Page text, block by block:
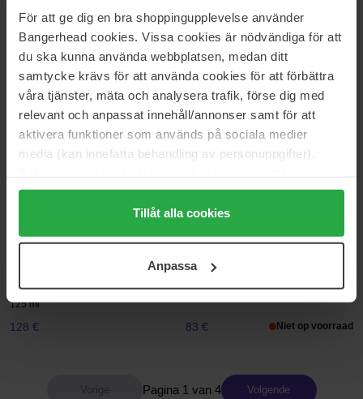
För att ge dig en bra shoppingupplevelse använder
Bangerhead cookies. Vissa cookies är nödvändiga för att
du ska kunna använda webbplatsen, medan ditt
samtycke krävs för att använda cookies för att förbättra
våra tjänster, mäta och analysera trafik, förse dig med
relevant och anpassat innehåll/annonser samt för att
aktivera funktioner som används på sociala medier
media (kan innefatta behandling av personuppgifter).
Genom att trycka på "Tillåt alla cookies" accepterar du
alla cookies, medan du under "Detaljer" kan anpassa
användningen av cookies. Du kan när som helst återkalla
samt vår Integritetspolicy.
Tillåt alla cookies
Anpassa
Babor
Set HY-ÖL & Phyto Reactivating
300 ml
50 €
Molton Brown
Gift Set Floral & Green Body
Care Collection
80 €
Molton Brown
Bluebell & Wild Strawberry
207,5 ml
Babor
HSR Gift Set
121 €
Neck & Decollette Care Limited
Set
125 ml
128 €
On-The-Go Essentials
67 ml
83 € Niet op voorraad
Pagina 1 van 4 Volgende